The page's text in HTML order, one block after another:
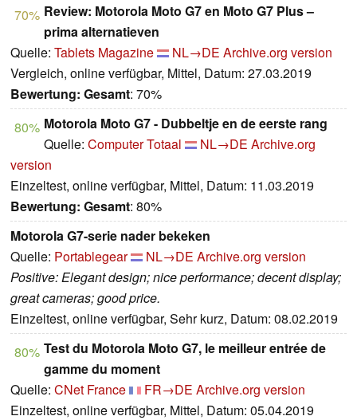
70% Review: Motorola Moto G7 en Moto G7 Plus –
prima alternatieven
Quelle: Tablets Magazine NL→DE Archive.org version
Vergleich, online verfügbar, Mittel, Datum: 27.03.2019
Bewertung: Gesamt: 70%
80% Motorola Moto G7 - Dubbeltje en de eerste rang
Quelle: Computer Totaal NL→DE Archive.org
version
Einzeltest, online verfügbar, Mittel, Datum: 11.03.2019
Bewertung: Gesamt: 80%
Motorola G7-serie nader bekeken
Quelle: Portablegear NL→DE Archive.org version
Positive: Elegant design; nice performance; decent display;
great cameras; good price.
Einzeltest, online verfügbar, Sehr kurz, Datum: 08.02.2019
80% Test du Motorola Moto G7, le meilleur entrée de
gamme du moment
Quelle: CNet France FR→DE Archive.org version
Einzeltest, online verfügbar, Mittel, Datum: 05.04.2019